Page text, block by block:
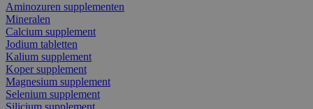
Aminozuren supplementen
Mineralen
Calcium supplement
Jodium tabletten
Kalium supplement
Koper supplement
Magnesium supplement
Selenium supplement
Silicium supplement